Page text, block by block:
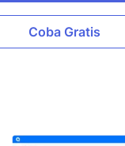
Coba Gratis